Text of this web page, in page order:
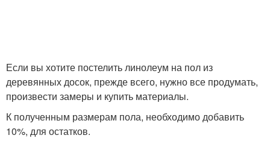
Если вы хотите постелить линолеум на пол из
деревянных досок, прежде всего, нужно все продумать,
произвести замеры и купить материалы.
К полученным размерам пола, необходимо добавить
10%, для остатков.